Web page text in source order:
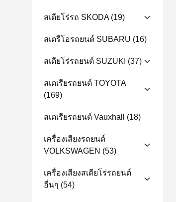
สเตียโร่รถ SKODA(19)
สเตรีโอรถยนต์ SUBARU (16)
สเตียโร่รถยนต์ SUZUKI (37)
สเตเรียรถยนต์ TOYOTA
(169)
สเตเรียรถยนต์ Vauxhall (18)
เครื่องเสียงรถยนต์
VOLKSWAGEN (53)
เครื่องเสียงสเตียโร่รถยนต์
อื่นๆ (54)